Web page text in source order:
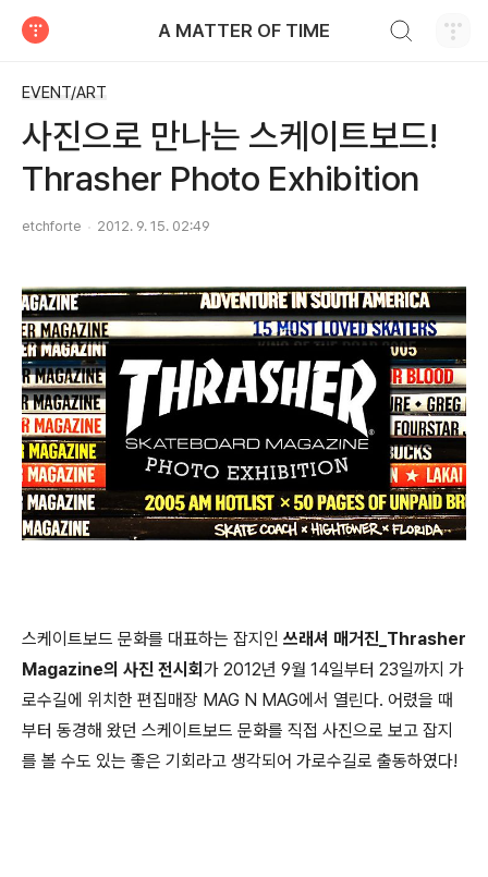
A MATTER OF TIME
EVENT/ART
사진으로 만나는 스케이트보드!
Thrasher Photo Exhibition
etchforte 2012. 9. 15. 02:49
스케이트보드 문화를 대표하는 잡지인 쓰래셔 매거진_Thrasher
Magazine의 사진 전시회 가 2012년 9월 14일부터 23일까지 가
로수길에 위치한 편집매장 MAG N MAG에서 열린다. 어렸을 때
부터 동경해 왔던 스케이트보드 문화를 직접 사진으로 보고 잡지
를 볼 수도 있는 좋은 기회라고 생각되어 가로수길로 출동하였다!